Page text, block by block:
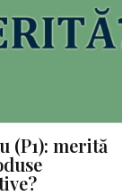
(P1): merită